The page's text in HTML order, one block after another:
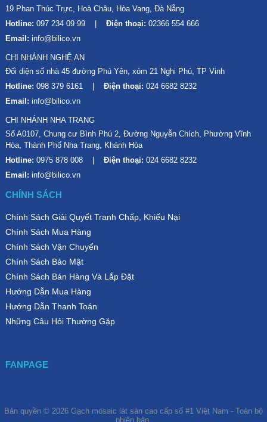
19 Phan Thúc Trực, Hoà Châu, Hòa Vang, Đà Nẵng
Hotline: 097 234 09 99 Điện thoại: 02366 554 666
Email: info@bilico.vn
CHI NHÁNH NGHỆ AN
Đối diện số nhà 45 đường Phú Yên, xóm 21 Nghi Phú, TP Vinh
Hotline: 098 379 6161 Điện thoại: 024 6682 8232
Email: info@bilico.vn
CHI NHÁNH NHA TRANG
Số A0107, Chung cư Bình Phú 2, Đường Nguyễn Chích, Phường Vĩnh
Hòa, Thành Phố Nha Trang, Khánh Hòa
Hotline: 0975 878 008 Điện thoại: 024 6682 8232
Email: info@bilico.vn
CHÍNH SÁCH
Chính Sách Giải Quyết Tranh Chấp, Khiếu Nại
Chính Sách Mua Hàng
Chính Sách Vận Chuyển
Chính Sách Bảo Mật
Chính Sách Bán Hàng Và Lắp Đặt
Hướng Dẫn Mua Hàng
Hướng Dẫn Thanh Toán
Những Câu Hỏi Thường Gặp
FANPAGE
Bản quyền © 2026 Gạch mosaic lát sàn cao cấp số #1 Việt Nam - Toàn bộ
phiên bản.
ACB536330S